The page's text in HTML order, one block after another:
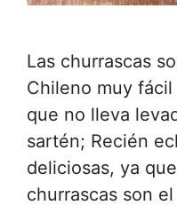
Las churrascas
Chileno muy
que no lleva
sartén; Recién
deliciosas, ya
churrascas son